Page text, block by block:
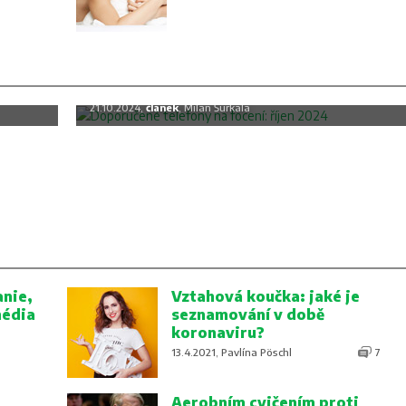
2024
21.10.2024,článek, Milan Šurkala
Vztahová koučka: jaké je
seznamování v době
koronaviru?
13.4.2021, Pavlína Pöschl 7
Aerobním cvičením proti